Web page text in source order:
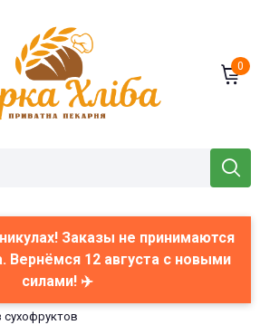
0
Заказы не принимаются
Вернёмся 12 августа с новыми
силами! ✈️
сухофруктов